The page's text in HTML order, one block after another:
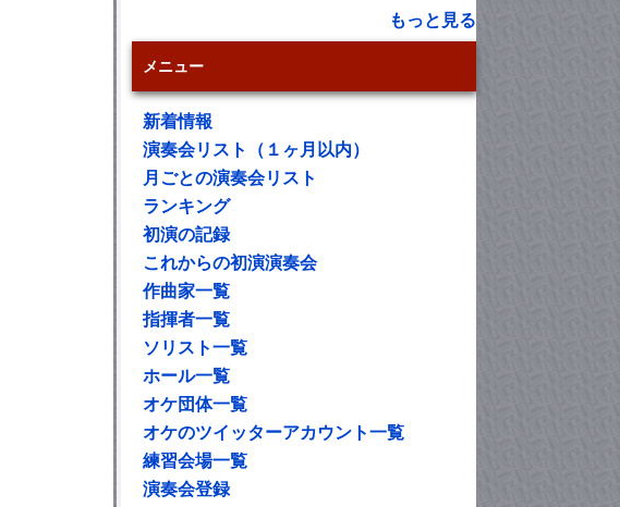
もっと見る
メニュー
新着情報
演奏会リスト（１ヶ月以内）
月ごとの演奏会リスト
ランキング
初演の記録
これからの初演演奏会
作曲家一覧
指揮者一覧
ソリスト一覧
ホール一覧
オケ団体一覧
オケのツイッターアカウント一覧
練習会場一覧
演奏会登録